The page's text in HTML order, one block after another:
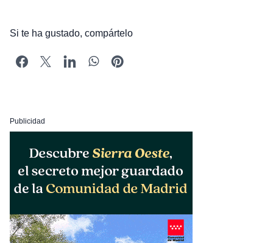
Si te ha gustado, compártelo
Publicidad